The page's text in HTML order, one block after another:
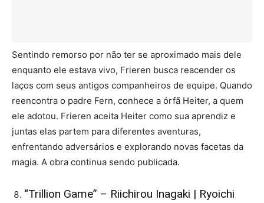
Sentindo remorso por não ter se aproximado mais dele
enquanto ele estava vivo, Frieren busca reacender os
laços com seus antigos companheiros de equipe. Quando
reencontra o padre Fern, conhece a órfã Heiter, a quem
ele adotou. Frieren aceita Heiter como sua aprendiz e
juntas elas partem para diferentes aventuras,
enfrentando adversários e explorando novas facetas da
magia. A obra continua sendo publicada.
“Trillion Game” – Riichirou Inagaki | Ryoichi